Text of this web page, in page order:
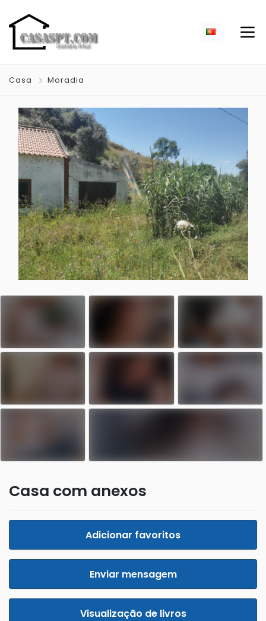
Casa Moradia
Casa com anexos
Adicionar favoritos
Enviar mensagem
Visualização de livros